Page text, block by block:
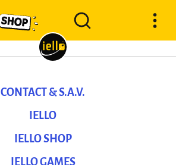
CONTACT & S.A.V.
IELLO
IELLO SHOP
IELLO GAMES